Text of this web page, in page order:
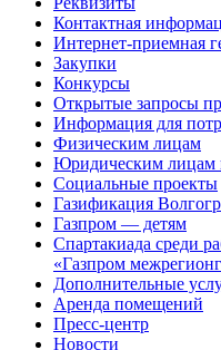
Контактная
Интернет-приемная
Закупки
Конкурсы
Открытые запросы
Информация для
Физическим лицам
Юридическим
Социальные проекты
Газификация
Газпром — детям
Спартакиада среди
«Газпром
Дополнительные
Аренда помещений
Пресс-центр
Новости